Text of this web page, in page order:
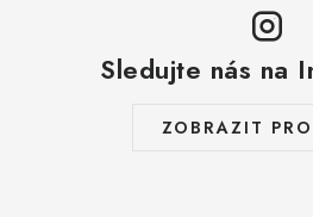
Sledujte nás na
ZOBRAZIT